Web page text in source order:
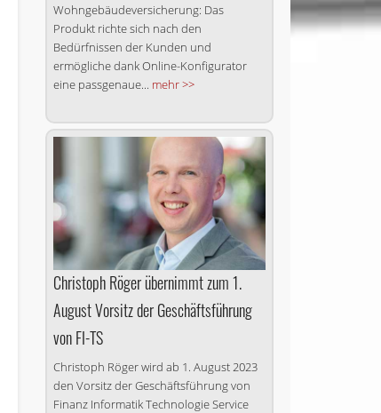
Wohngebäudeversicherung: Das
Produkt richte sich nach den
Bedürfnissen der Kunden und
ermögliche dank Online-Konfigurator
eine passgenaue... mehr >>
Christoph Röger übernimmt zum 1.
August Vorsitz der Geschäftsführung
von FI-TS
Christoph Röger wird ab 1. August 2023
den Vorsitz der Geschäftsführung von
Finanz Informatik Technologie Service